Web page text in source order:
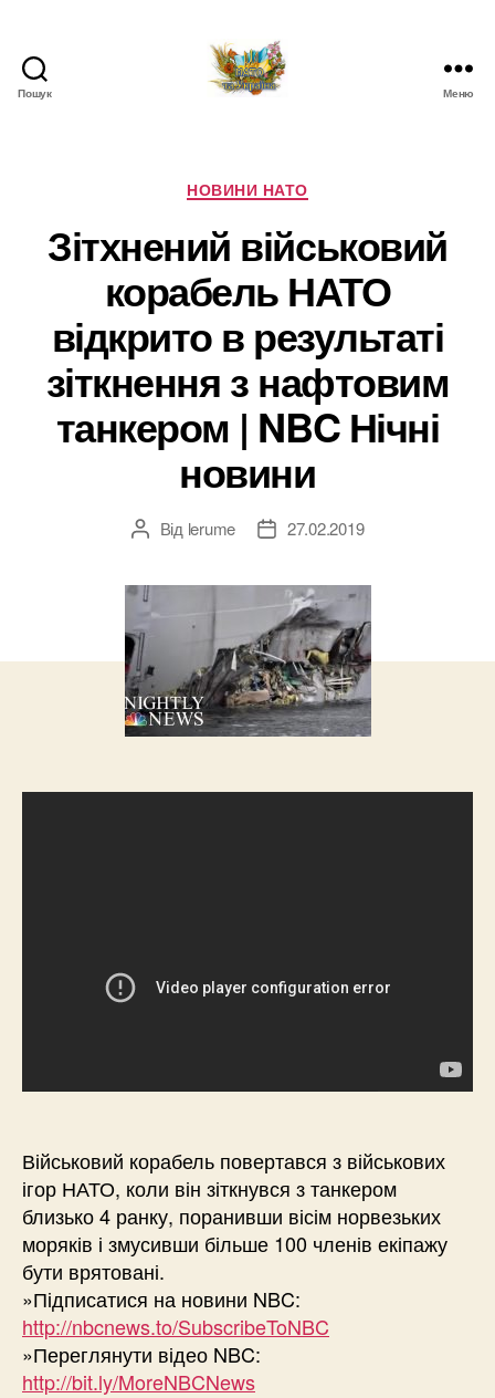
Пошук
Новини
про
НАТО
в
Україні
Меню
Категорії
НОВИНИ НАТО
Зітхнений військовий
корабель НАТО
відкрито в результаті
зіткнення з нафтовим
танкером | NBC Нічні
новини
Автор
Від lerume
Дата27.02.2019
Військовий корабель повертався з військових
ігор НАТО, коли він зіткнувся з танкером
близько 4 ранку, поранивши вісім норвезьких
моряків і змусивши більше 100 членів екіпажу
бути врятовані.
»Підписатися на новини NBC:
http://nbcnews.to/SubscribeToNBC
»Переглянути відео NBC:
http://bit.ly/MoreNBCNews